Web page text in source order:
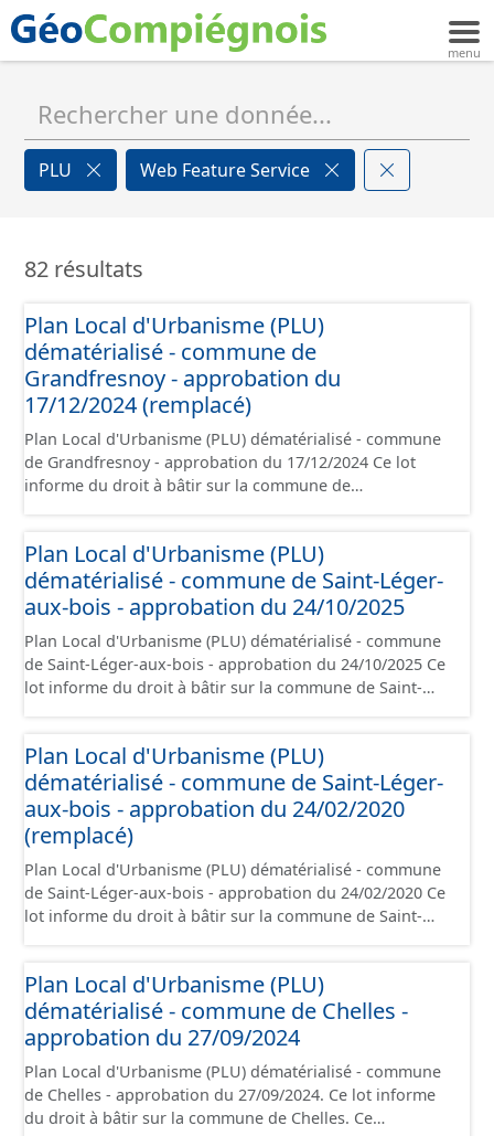
PLU Web Feature Service
82 résultats
Plan Local d'Urbanisme (PLU)
dématérialisé - commune de
Grandfresnoy - approbation du
17/12/2024 (remplacé)
Plan Local d'Urbanisme (PLU) dématérialisé - commune
de Grandfresnoy - approbation du 17/12/2024 Ce lot
informe du droit à bâtir sur la commune de
contient les pièces administratives, le rapport de
présentation, le PADD, le règlement (à l'exception des
plans de zonages), les annexes, les orientations
d'aménagement et les données géographiques. Malgré
l'attention portée à la création de ces données, il est
rappelé que seuls les documents papier font foi et sont
opposables d'un point de vue juridique.
Plan Local d'Urbanisme (PLU)
dématérialisé - commune de Saint-Léger-
aux-bois - approbation du 24/10/2025
Plan Local d'Urbanisme (PLU) dématérialisé - commune
de Saint-Léger-aux-bois - approbation du 24/10/2025 Ce
lot informe du droit à bâtir sur la commune de Saint-
contient les pièces administratives, le rapport de
présentation, le PADD, le règlement (à l'exception des
plans de zonages), les annexes, les orientations
d'aménagement et les données géographiques. Malgré
l'attention portée à la création de ces données, il est
rappelé que seuls les documents papier font foi et sont
opposables d'un point de vue juridique.
Plan Local d'Urbanisme (PLU)
dématérialisé - commune de Saint-Léger-
aux-bois - approbation du 24/02/2020
(remplacé)
Plan Local d'Urbanisme (PLU) dématérialisé - commune
de Saint-Léger-aux-bois - approbation du 24/02/2020 Ce
lot informe du droit à bâtir sur la commune de Saint-
contient les pièces administratives, le rapport de
présentation, le PADD, le règlement (à l'exception des
plans de zonages), les annexes, les orientations
d'aménagement et les données géographiques. Malgré
l'attention portée à la création de ces données, il est
rappelé que seuls les documents papier font foi et sont
opposables d'un point de vue juridique.
Plan Local d'Urbanisme (PLU)
dématérialisé - commune de Chelles -
approbation du 27/09/2024
Plan Local d'Urbanisme (PLU) dématérialisé - commune
de Chelles - approbation du 27/09/2024. Ce lot informe
du droit à bâtir sur la commune de Chelles. Ce